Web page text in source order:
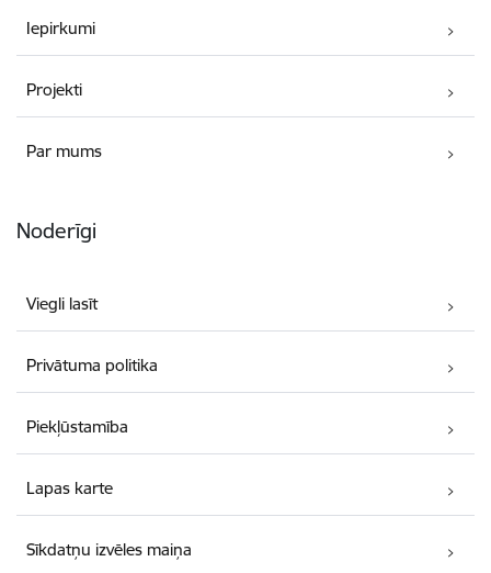
Iepirkumi
Projekti
Par mums
Noderīgi
Viegli lasīt
Privātuma politika
Piekļūstamība
Lapas karte
Sīkdatņu izvēles maiņa